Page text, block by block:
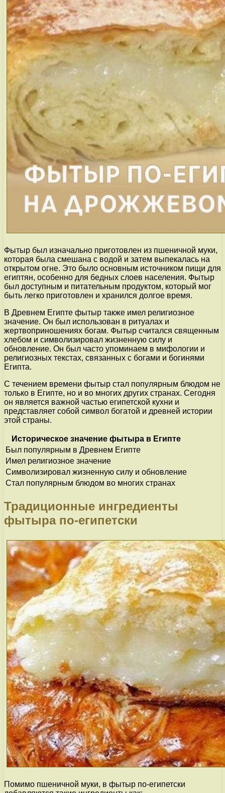
Фытыр был изначально приготовлен из пшеничной муки,
которая была смешана с водой и затем выпекалась на
открытом огне. Это было основным источником пищи для
египтян, особенно для бедных слоев населения. Фытыр
был доступным и питательным продуктом, который мог
быть легко приготовлен и хранился долгое время.
В Древнем Египте фытыр также имел религиозное
значение. Он был использован в ритуалах и
жертвоприношениях богам. Фытыр считался священным
хлебом и символизировал жизненную силу и
обновление. Он был часто упоминаем в мифологии и
религиозных текстах, связанных с богами и богинями
Египта.
С течением времени фытыр стал популярным блюдом не
только в Египте, но и во многих других странах. Сегодня
он является важной частью египетской кухни и
представляет собой символ богатой и древней истории
этой страны.
Историческое значение фытыра в Египте
Был популярным в Древнем Египте
Имел религиозное значение
Символизировал жизненную силу и обновление
Стал популярным блюдом во многих странах
Традиционные ингредиенты
фытыра по-египетски
Помимо пшеничной муки, в фытыр по-египетски